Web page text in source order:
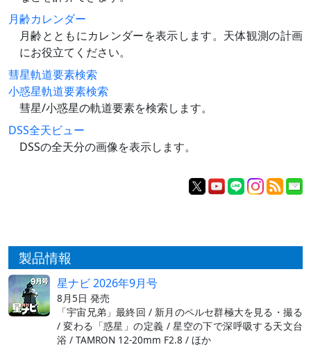
月齢カレンダー
月齢とともにカレンダーを表示します。天体観測の計画
にお役立てください。
彗星軌道要素検索
小惑星軌道要素検索
彗星/小惑星の軌道要素を検索します。
DSS全天ビュー
DSSの全天分の画像を表示します。
製品情報
星ナビ 2026年9月号
8月5日 発売
「宇宙兄弟」最終回 / 新月のペルセ群極大を見る・撮る
/ 変わる「惑星」の定義 / 星空の下で深呼吸する天文台
浴 / TAMRON 12-20mm F2.8 / ほか